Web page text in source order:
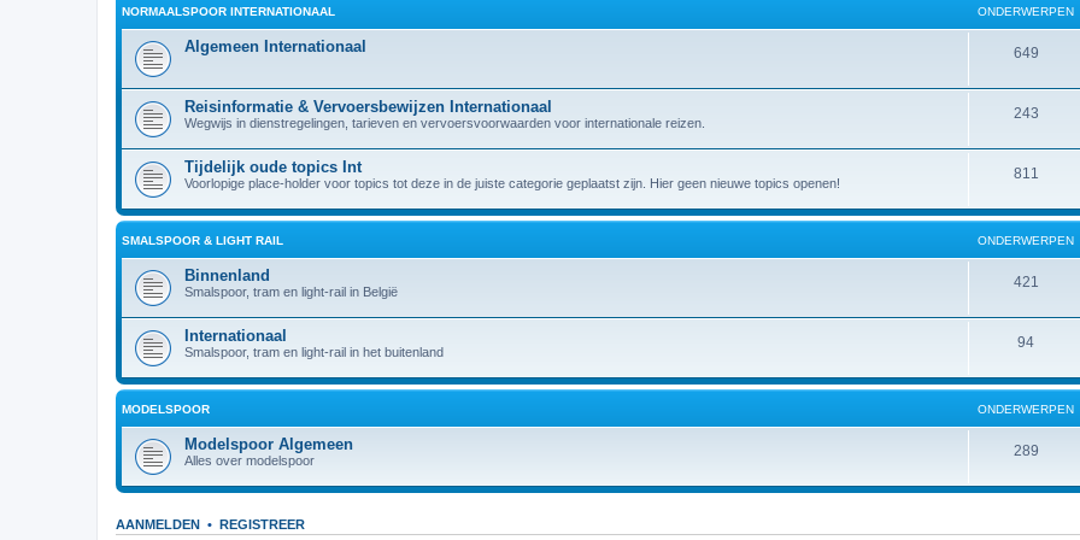
NORMAALSPOOR INTERNATIONAAL ONDERWERPEN
Algemeen Internationaal 649
Reisinformatie & Vervoersbewijzen Internationaal
Wegwijs in dienstregelingen, tarieven en vervoersvoorwaarden voor internationale reizen.
243
Tijdelijk oude topics Int
Voorlopige place-holder voor topics tot deze in de juiste categorie geplaatst zijn. Hier geen nieuwe topics openen!
811
SMALSPOOR & LIGHT RAIL ONDERWERPEN
Binnenland
Smalspoor, tram en light-rail in België
421
Internationaal
Smalspoor, tram en light-rail in het buitenland
94
MODELSPOOR ONDERWERPEN
Modelspoor Algemeen
Alles over modelspoor
289
AANMELDEN • REGISTREER